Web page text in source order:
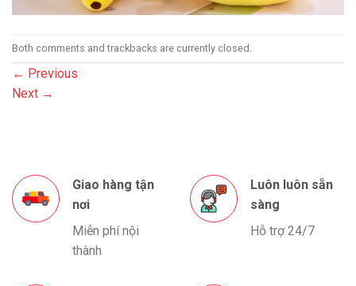
Both comments and trackbacks are currently closed.
← Previous
Next →
Giao hàng tận
nơi
Miễn phí nội
thành
Luôn luôn sẵn
sàng
Hỗ trợ 24/7